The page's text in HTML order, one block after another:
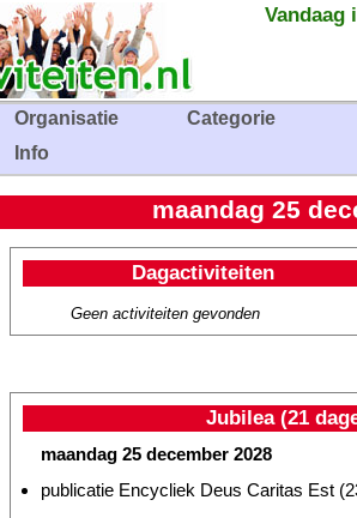
Vandaag
Organisatie
Categorie
Info
maandag 25
Dagactiviteiten
Geen activiteiten gevonden
Jubilea (21
maandag 25 december 2028
publicatie Encycliek Deus Caritas Est